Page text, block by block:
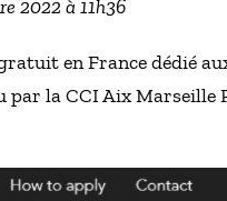
2022 à 11h36
en France dédié
par la CCI Aix Marseille